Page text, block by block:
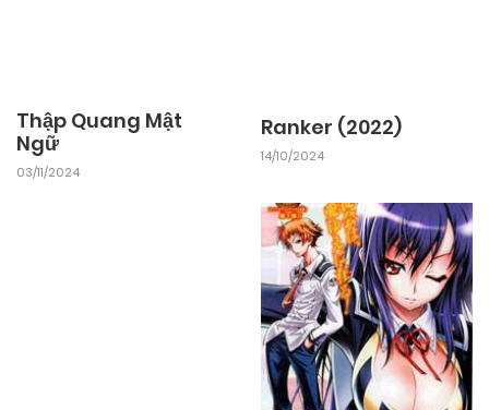
Thập Quang Mật
Ngữ
03/11/2024
Ranker (2022)
14/10/2024